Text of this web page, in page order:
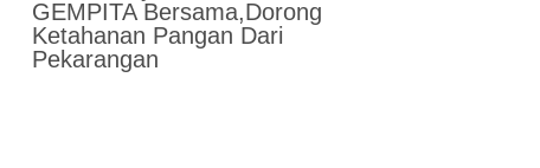
GEMPITA Bersama,Dorong
Ketahanan Pangan Dari
Pekarangan